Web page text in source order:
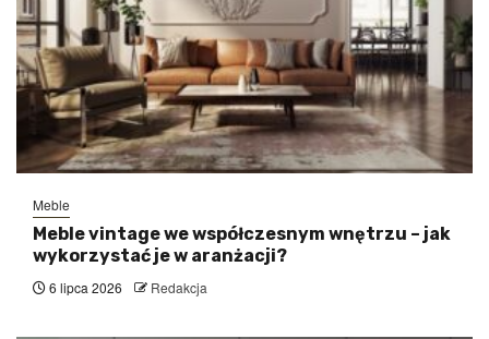
Meble
Meble vintage we współczesnym wnętrzu – jak
wykorzystać je w aranżacji?
6 lipca 2026 Redakcja